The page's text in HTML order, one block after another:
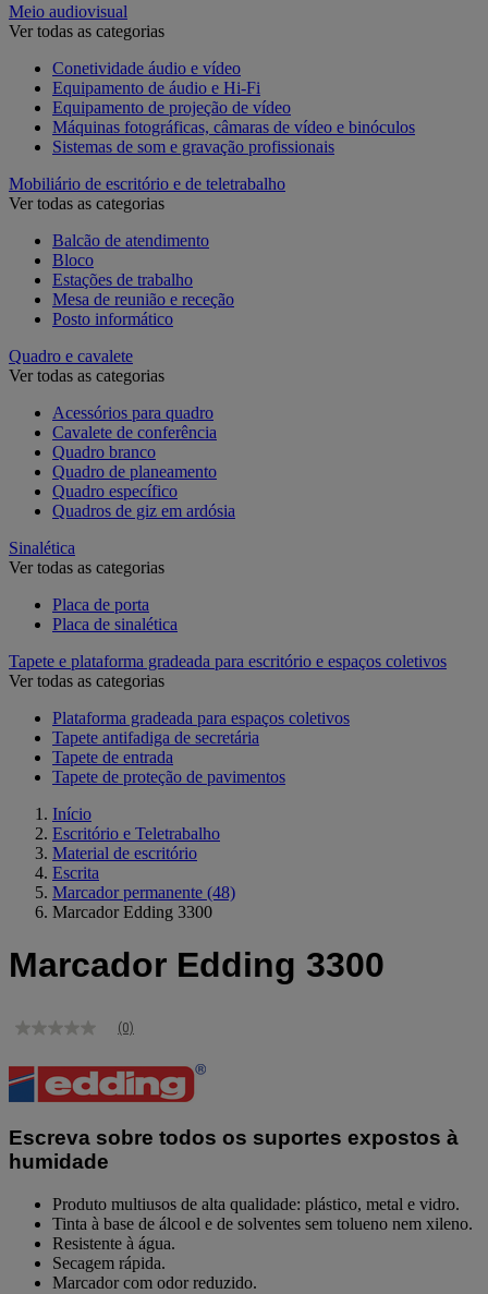
Meio audiovisual
Ver todas as categorias
Conetividade áudio e vídeo
Equipamento de áudio e Hi-Fi
Equipamento de projeção de vídeo
Máquinas fotográficas, câmaras de vídeo e binóculos
Sistemas de som e gravação profissionais
Mobiliário de escritório e de teletrabalho
Ver todas as categorias
Balcão de atendimento
Bloco
Estações de trabalho
Mesa de reunião e receção
Posto informático
Quadro e cavalete
Ver todas as categorias
Acessórios para quadro
Cavalete de conferência
Quadro branco
Quadro de planeamento
Quadro específico
Quadros de giz em ardósia
Sinalética
Ver todas as categorias
Placa de porta
Placa de sinalética
Tapete e plataforma gradeada para escritório e espaços coletivos
Ver todas as categorias
Plataforma gradeada para espaços coletivos
Tapete antifadiga de secretária
Tapete de entrada
Tapete de proteção de pavimentos
Início
Escritório e Teletrabalho
Material de escritório
Escrita
Marcador permanente (48)
Marcador Edding 3300
Marcador Edding 3300
Sem
de
classificação
Link
a
mesma
página.
(0)
Escreva sobre todos os suportes expostos à
humidade
Produto multiusos de alta qualidade: plástico, metal e vidro.
Tinta à base de álcool e de solventes sem tolueno nem xileno.
Resistente à água.
Secagem rápida.
Marcador com odor reduzido.